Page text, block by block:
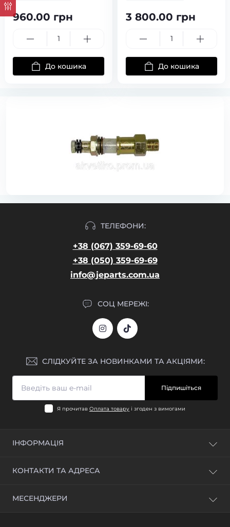
960.00 грн
До кошика
3 800.00 грн
До кошика
ТЕЛЕФОНИ:
+38 (067) 359-69-60
+38 (050) 359-69-69
info@jeparts.com.ua
СОЦ МЕРЕЖІ:
СЛІДКУЙТЕ ЗА НОВИНКАМИ ТА АКЦІЯМИ:
Підпишіться
Я прочитав Оплата товару і згоден з вимогами
ІНФОРМАЦІЯ
Відгуки
Повернення товару
КОНТАКТИ ТА АДРЕСА
МЕСЕНДЖЕРИ